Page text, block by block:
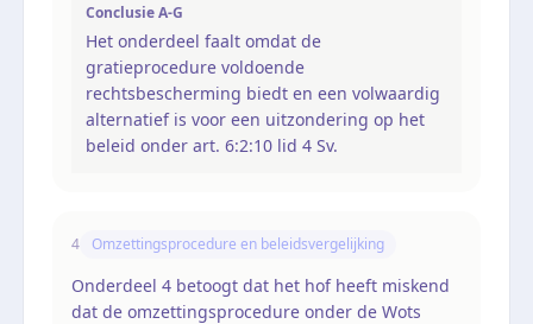
Conclusie A-G
Het onderdeel faalt omdat de
gratieprocedure voldoende
rechtsbescherming biedt en een volwaardig
alternatief is voor een uitzondering op het
beleid onder art. 6:2:10 lid 4 Sv.
4 Omzettingsprocedure en beleidsvergelijking
Onderdeel 4 betoogt dat het hof heeft miskend
dat de omzettingsprocedure onder de Wots